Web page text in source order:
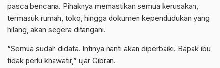
pasca bencana. Pihaknya memastikan semua kerusakan,
termasuk rumah, toko, hingga dokumen kependudukan yang
hilang, akan segera ditangani.
“Semua sudah didata. Intinya nanti akan diperbaiki. Bapak ibu
tidak perlu khawatir,” ujar Gibran.